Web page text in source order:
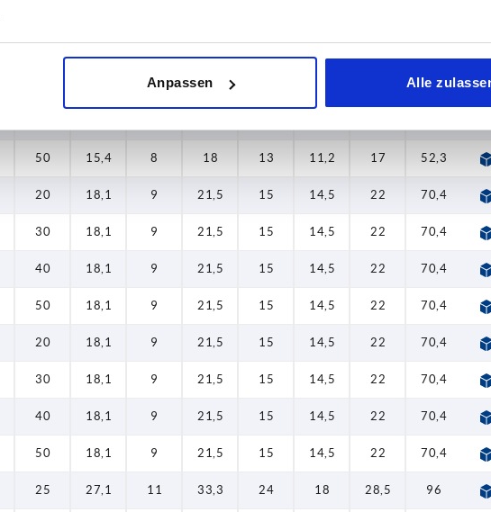
Anpassen Alle
20 15,4 8 18 13 11,2 17 52,3
8 18 52,3
50 15,4 8 18 13 11,2 17 52,3
20 18,1 9 21,5 15 14,5 22 70,4
30 18,1 9 21,5 15 14,5 22 70,4
40 18,1 9 21,5 15 14,5 22 70,4
50 18,1 9 21,5 15 14,5 22 70,4
20 18,1 9 21,5 15 14,5 22 70,4
30 18,1 9 21,5 15 14,5 22 70,4
40 18,1 9 21,5 15 14,5 22 70,4
50 18,1 9 21,5 15 14,5 22 70,4
25 27,1 11 33,3 24 18 28,5 96